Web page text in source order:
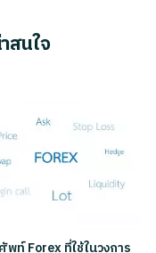
สนใจ
พท์ Forex ที่ใช้ในวงการ